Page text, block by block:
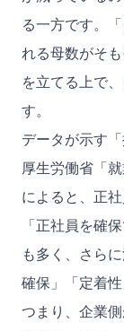
る一方です。
れる母数がそ
を立てる上で
す。
データが示す
厚生労働省 「
によると、正
「正社員を確
も多く、さら
確保」「定着
つまり、企業